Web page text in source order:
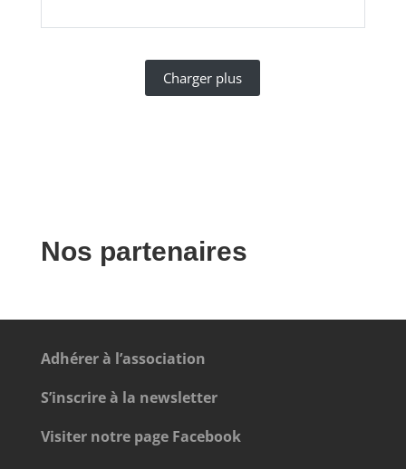
Charger plus
Nos partenaires
Adhérer à l’association
S’inscrire à la newsletter
Visiter notre page Facebook